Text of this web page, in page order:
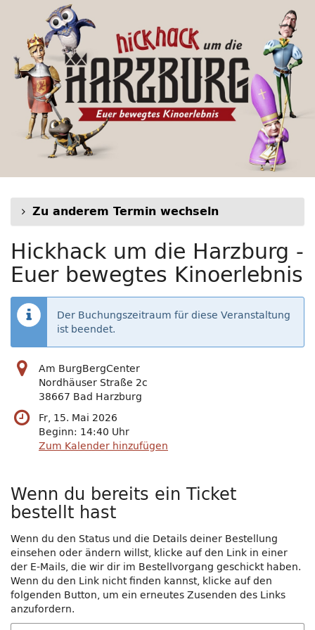
Inhalt
springen
Hickhack
um
die
Harzburg
Euer
bewegtes
Kinoerlebnis
Zu anderem Termin wechseln
Hickhack um die Harzburg -
Euer bewegtes Kinoerlebnis
Der Buchungszeitraum für diese Veranstaltung
ist beendet.
Am BurgBergCenter
Nordhäuser Straße 2c
38667 Bad Harzburg
Fr, 15. Mai 2026
Beginn: 14:40 Uhr
Zum Kalender hinzufügen
Wenn du bereits ein Ticket
bestellt hast
Wenn du den Status und die Details deiner Bestellung
einsehen oder ändern willst, klicke auf den Link in einer
der E-Mails, die wir dir im Bestellvorgang geschickt haben.
Wenn du den Link nicht finden kannst, klicke auf den
folgenden Button, um ein erneutes Zusenden des Links
anzufordern.